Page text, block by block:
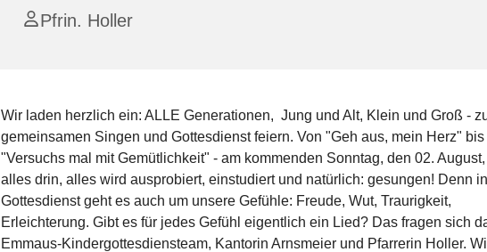
Pfrin. Holler
Wir laden herzlich ein: ALLE Generationen, Jung und Alt, Klein und Groß -
gemeinsamen Singen und Gottesdienst feiern. Von "Geh aus, mein Herz" bis
"Versuchs mal mit Gemütlichkeit" - am kommenden Sonntag, den 02.
alles drin, alles wird ausprobiert, einstudiert und natürlich: gesungen! Denn
Gottesdienst geht es auch um unsere Gefühle: Freude, Wut, Traurigkeit,
Erleichterung. Gibt es für jedes Gefühl eigentlich ein Lied? Das fragen sich
Emmaus-Kindergottesdiensteam, Kantorin Arnsmeier und Pfarrerin Holler.